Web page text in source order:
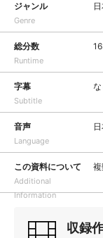
ジャンル
Genre
総分数
Runtime
字幕
Subtitle
な
音声
Language
この資料について
Additional
Information
収録